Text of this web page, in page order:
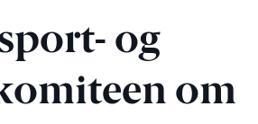
og
om